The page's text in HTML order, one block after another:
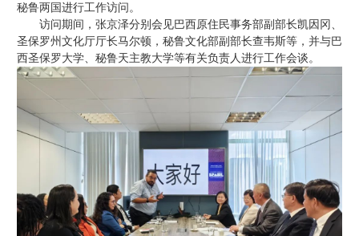
秘鲁两国进行工作访问。
访问期间，张京泽分别会见巴西原住民事务部副部长凯因冈、
圣保罗州文化厅厅长马尔顿，秘鲁文化部副部长查韦斯等，并与巴
西圣保罗大学、秘鲁天主教大学等有关负责人进行工作会谈。